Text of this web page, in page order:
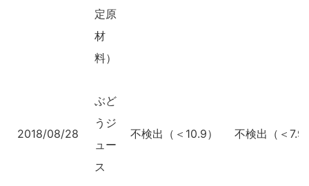
定原
材
料）
2018/08/28
ぶど
うジ
ュー
ス
不検出（＜10.9） 不検出（＜7.9